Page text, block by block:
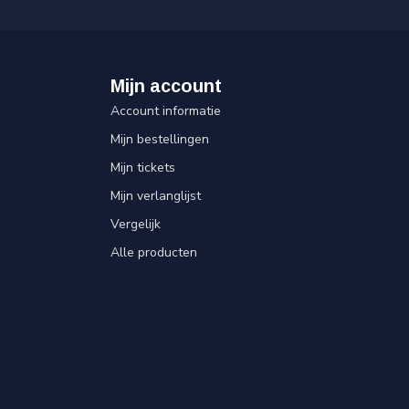
Mijn account
Account informatie
Mijn bestellingen
Mijn tickets
Mijn verlanglijst
Vergelijk
Alle producten